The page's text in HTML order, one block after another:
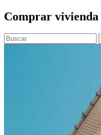
Comprar vivienda